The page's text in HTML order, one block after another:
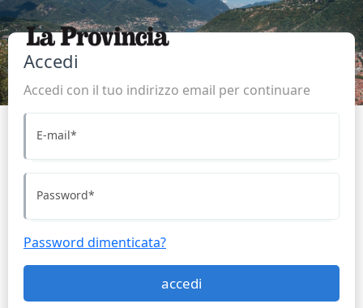
Accedi
Accedi con il tuo indirizzo email per continuare
E-mail*
Password*
Password dimenticata?
accedi